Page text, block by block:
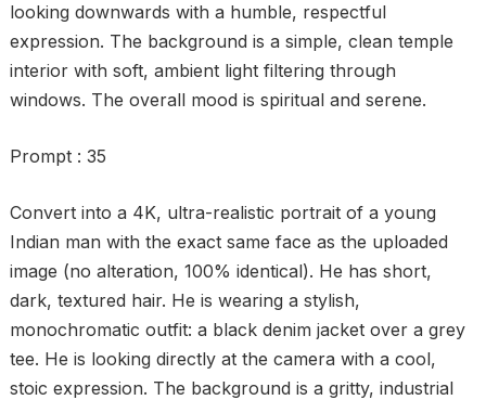
looking downwards with a humble, respectful
expression. The background is a simple, clean temple
interior with soft, ambient light filtering through
windows. The overall mood is spiritual and serene.
Prompt : 35
Convert into a 4K, ultra-realistic portrait of a young
Indian man with the exact same face as the uploaded
image (no alteration, 100% identical). He has short,
dark, textured hair. He is wearing a stylish,
monochromatic outfit: a black denim jacket over a grey
tee. He is looking directly at the camera with a cool,
stoic expression. The background is a gritty, industrial